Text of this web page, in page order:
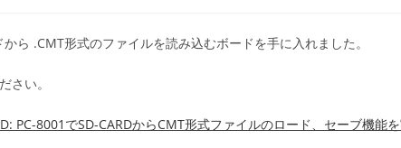
ら .CMT形式のファイルを読み込むボードを手に入れました。
さい。
PC-8001でSD-CARDからCMT形式ファイルのロード、セーブ機能を